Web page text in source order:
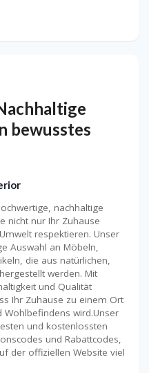
bewusstes
nachhaltige
nicht nur Ihr Zuhause
respektieren. Unser
Auswahl an Möbeln,
die aus natürlichen,
werden. Mit
und Qualität
Ihr Zuhause zu einem Ort
Wohlbefindens wird.Unser
und kostenlossten
und Rabattcodes,
der offiziellen Website viel